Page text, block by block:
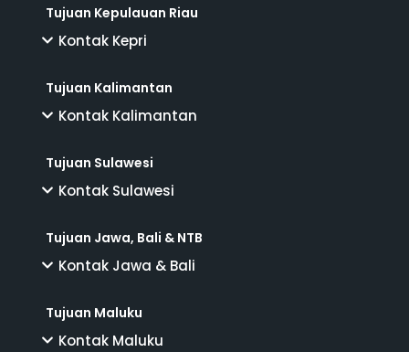
Tujuan Kepulauan Riau
Kontak Kepri
Tujuan Kalimantan
Kontak Kalimantan
Tujuan Sulawesi
Kontak Sulawesi
Tujuan Jawa, Bali & NTB
Kontak Jawa & Bali
Tujuan Maluku
Kontak Maluku